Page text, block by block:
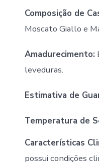
Composição de
Moscato Giallo e
Amadurecimento:
leveduras.
Estimativa de
Temperatura de
Características
possui condições